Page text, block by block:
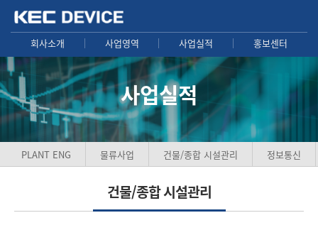
회사소개 사업영역 사업실적 홍보센터
사업실적
PLANT ENG 물류사업 건물/종합 시설관리 정보통신
건물/종합 시설관리